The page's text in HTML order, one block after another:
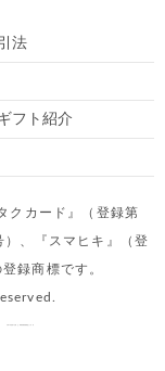
法
フト紹介
クカード』（登録第
、『スマヒキ』（登
録商標です。